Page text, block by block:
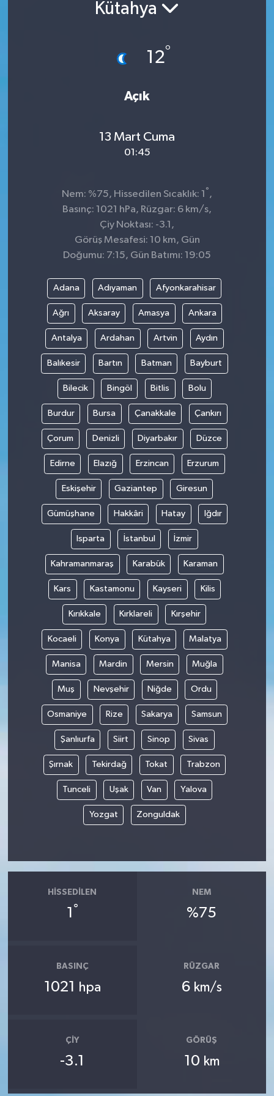
Kütahya
12°
Açık
13 Mart Cuma
01:45
Nem: %75, Hissedilen Sıcaklık: 1 ° ,
Basınç: 1021 hPa, Rüzgar: 6 km/s,
Çiy Noktası: -3.1,
Görüş Mesafesi: 10 km, Gün
Doğumu: 7:15, Gün Batımı: 19:05
Adana Adıyaman Afyonkarahisar
Ağrı Aksaray Amasya Ankara
Antalya Ardahan Artvin Aydın
Balıkesir Bartın Batman Bayburt
Bilecik Bingöl Bitlis Bolu
Burdur Bursa Çanakkale Çankırı
Çorum Denizli Diyarbakır Düzce
Edirne Elazığ Erzincan Erzurum
Eskişehir Gaziantep Giresun
Gümüşhane Hakkâri Hatay Iğdır
Isparta İstanbul İzmir
Kahramanmaraş Karabük Karaman
Kars Kastamonu Kayseri Kilis
Kırıkkale Kırklareli Kırşehir
Kocaeli Konya Kütahya Malatya
Manisa Mardin Mersin Muğla
Muş Nevşehir Niğde Ordu
Osmaniye Rize Sakarya Samsun
Şanlıurfa Siirt Sinop Sivas
Şırnak Tekirdağ Tokat Trabzon
Tunceli Uşak Van Yalova
Yozgat Zonguldak
HISSEDILEN
1 °
NEM
%75
BASINÇ
1021 hpa
RÜZGAR
6 km/s
ÇIY
-3.1
GÖRÜŞ
10 km